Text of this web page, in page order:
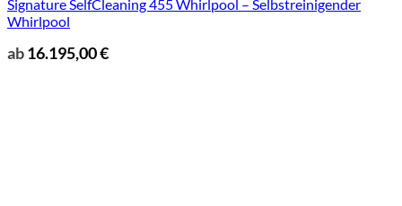
Signature SelfCleaning 455 Whirlpool – Selbstreinigender
Whirlpool
ab16.195,00€